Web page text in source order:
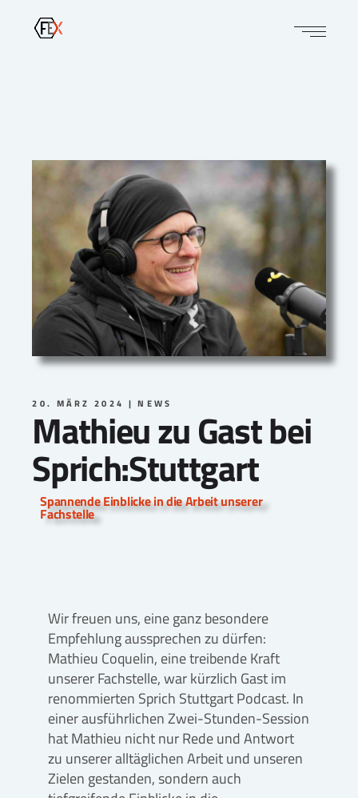
20. MÄRZ 2024 NEWS
Mathieu zu Gast bei
Sprich:Stuttgart
Spannende Einblicke in die Arbeit unserer
Fachstelle
Wir freuen uns, eine ganz besondere
Empfehlung aussprechen zu dürfen:
Mathieu Coquelin, eine treibende Kraft
unserer Fachstelle, war kürzlich Gast im
renommierten Sprich Stuttgart Podcast. In
einer ausführlichen Zwei-Stunden-Session
hat Mathieu nicht nur Rede und Antwort
zu unserer alltäglichen Arbeit und unseren
Zielen gestanden, sondern auch